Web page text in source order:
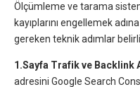
Ölçümleme ve tarama
kayıplarını engellemek
gereken teknik adımlar
1.Sayfa Trafik ve Backlink
adresini Google Search